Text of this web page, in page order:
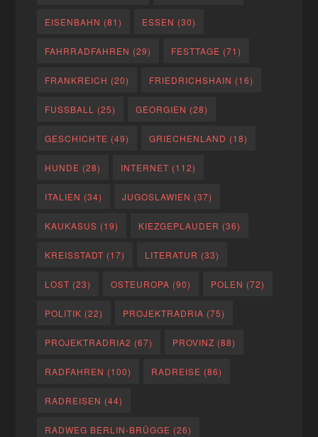
EISENBAHN (81) ESSEN (30)
FAHRRADFAHREN (29) FESTTAGE (71)
FRANKREICH (20) FRIEDRICHSHAIN (16)
FUSSBALL (25) GEORGIEN (28)
GESCHICHTE (49) GRIECHENLAND (18)
HUNDE (28) INTERNET (112)
ITALIEN (34) JUGOSLAWIEN (37)
KAUKASUS (19) KIEZGEPLAUDER (36)
KREISSTADT (17) LITERATUR (33)
LOST (23) OSTEUROPA (90) POLEN (72)
POLITIK (22) PROJEKTRADRIA (75)
PROJEKTRADRIA2 (67) PROVINZ (88)
RADFAHREN (100) RADREISE (86)
RADREISEN (44)
RADWEG BERLIN-BRÜGGE (26)